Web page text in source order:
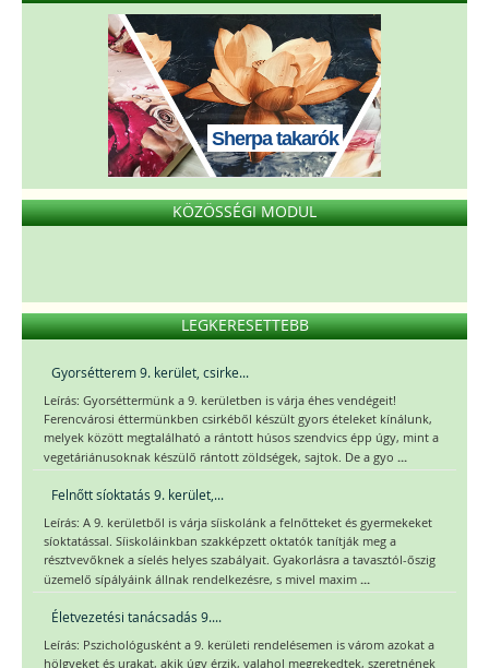
Sherpa takarók
KÖZÖSSÉGI MODUL
LEGKERESETTEBB
Gyorsétterem 9. kerület, csirke...
Leírás: Gyorséttermünk a 9. kerületben is várja éhes vendégeit!
Ferencvárosi éttermünkben csirkéből készült gyors ételeket kínálunk,
melyek között megtalálható a rántott húsos szendvics épp úgy, mint a
vegetáriánusoknak készülő rántott zöldségek, sajtok. De a gyo ...
Felnőtt síoktatás 9. kerület,...
Leírás: A 9. kerületből is várja síiskolánk a felnőtteket és gyermekeket
síoktatással. Síiskoláinkban szakképzett oktatók tanítják meg a
résztvevőknek a síelés helyes szabályait. Gyakorlásra a tavasztól-őszig
üzemelő sípályáink állnak rendelkezésre, s mivel maxim ...
Életvezetési tanácsadás 9....
Leírás: Pszichológusként a 9. kerületi rendelésemen is várom azokat a
hölgyeket és urakat, akik úgy érzik, valahol megrekedtek, szeretnének